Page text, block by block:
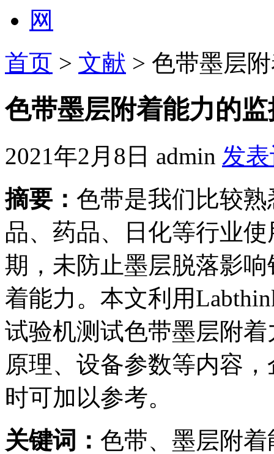
首页 > 文献 > 色带墨层
色带墨层附着能力的
2021年2月8日 admin 发
摘要： 色带是我们比较
品、药品、日化等行业
期，未防止墨层脱落影
着能力。本文利用
试验机测试色带墨层附
原理、设备参数等内容
时可加以参考。
关键词： 色带、墨层附